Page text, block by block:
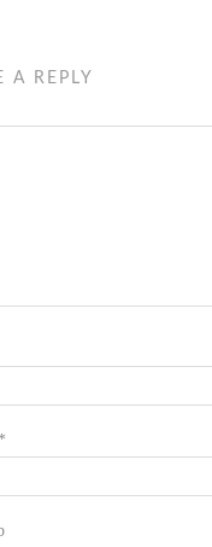
A REPLY
*